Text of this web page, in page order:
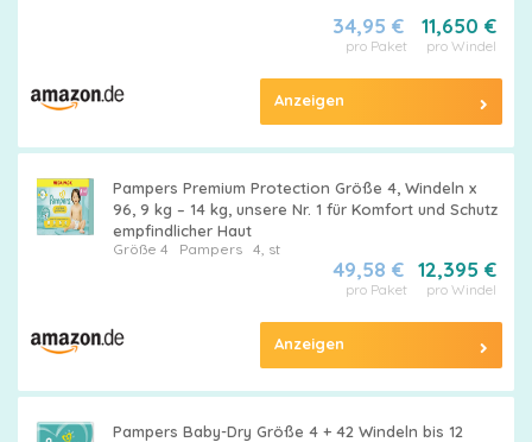
11,650 €
pro Windel
34,95 €
pro Paket
Anzeigen
Pampers Premium Protection Größe 4, Windeln x
96, 9 kg – 14 kg, unsere Nr. 1 für Komfort und Schutz
empfindlicher Haut
Größe 4 Pampers4, st
12,395 €
pro Windel
49,58 €
pro Paket
Anzeigen
Pampers Baby-Dry Größe 4 + 42 Windeln bis 12